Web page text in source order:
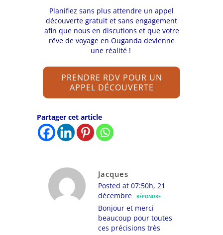
Planifiez sans plus attendre un appel
découverte gratuit et sans engagement
afin que nous en discutions et que votre
rêve de voyageen Ouganda devienne
une réalité !
PRENDRE RDV POUR UN
APPEL DÉCOUVERTE
Partager cet article
Jacques
Posted at 07:50h, 21
décembre
RÉPONDRE
Bonjour et merci
beaucoup pour toutes
ces précisions très